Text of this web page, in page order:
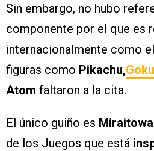
Sin embargo, no hubo
componente por el que es
internacionalmente como
figuras como Pikachu,Goku
Atom faltaron a la cita.
El único guiño es Miraitowa
de los Juegos que está